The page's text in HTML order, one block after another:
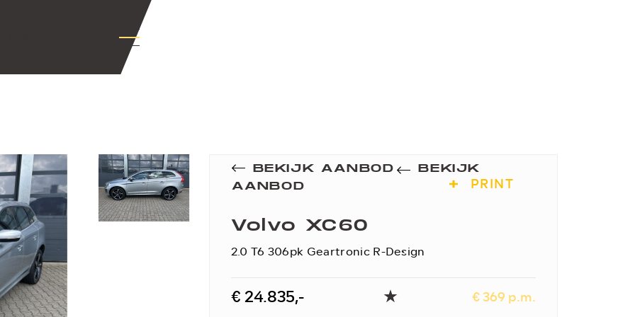
+Contact
BEKIJK AANBOD
BEKIJK
AANBOD
PRINT
Volvo XC60
2.0 T6 306pk Geartronic R-Design
€ 24.835,- € 369 p.m.